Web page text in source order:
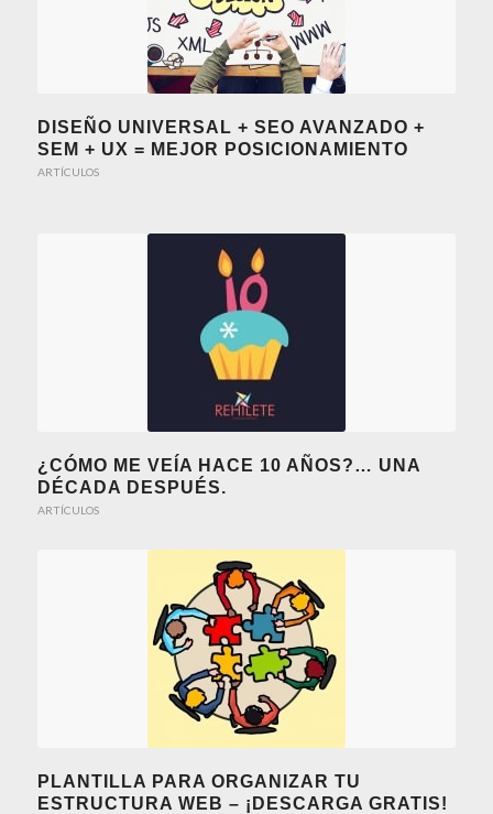
DISEÑO UNIVERSAL + SEO AVANZADO +
SEM + UX = MEJOR POSICIONAMIENTO
ARTÍCULOS
¿CÓMO ME VEÍA HACE 10 AÑOS?… UNA
DÉCADA DESPUÉS.
ARTÍCULOS
PLANTILLA PARA ORGANIZAR TU
ESTRUCTURA WEB – ¡DESCARGA GRATIS!